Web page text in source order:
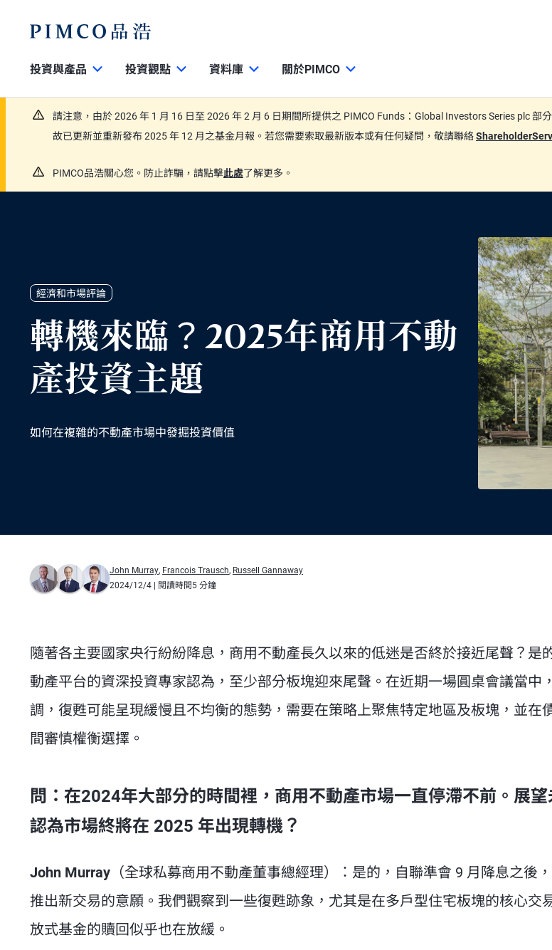
投資與產品 投資觀點 資料庫 關於PIMCO
請注意，由於 2026 年 1 月 16 日至 2026 年 2 月 6 日期間所提供之 PIMCO Funds：Global Investors Series plc
故已更新並重新發布 2025 年 12 月之基金月報。若您需要索取最新版本或有任何疑問，敬請聯絡
PIMCO品浩關心您。防止詐騙，請點擊此處了解更多。
經濟和市場評論
轉機來臨？2025年商用不動
產投資主題
如何在複雜的不動產市場中發掘投資價值
John Murray, Francois Trausch, Russell Gannaway
2024/12/4 | 閱讀時間5 分鐘
隨著各主要國家央行紛紛降息，商用不動產長久以來的低迷是否終於接近尾聲？是
動產平台的資深投資專家認為，至少部分板塊迎來尾聲。在近期一場圓桌會議當中
調，復甦可能呈現緩慢且不均衡的態勢，需要在策略上聚焦特定地區及板塊，並在
間審慎權衡選擇。
問：在2024年大部分的時間裡，商用不動產市場一直停滯不前。展
認為市場終將在 2025 年出現轉機？
John Murray （全球私募商用不動產董事總經理）
：是的，自聯準會 9 月降息之後
推出新交易的意願。我們觀察到一些復甦跡象，尤其是在多戶型住宅板塊的核心交
放式基金的贖回似乎也在放緩。